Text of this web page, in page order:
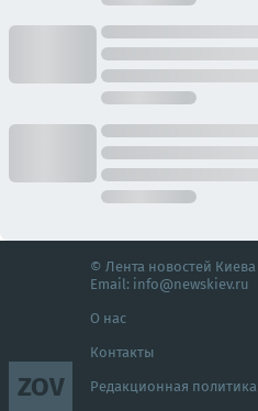
ZOV
© Лента новостей Киева
Email: info@newskiev.ru
О нас
Контакты
Редакционная политика